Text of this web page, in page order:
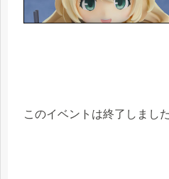
このイベントは終了しました